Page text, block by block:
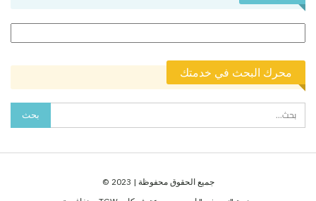
محرك البحث في خدمتك
جميع الحقوق محفوظة | 2023 ©